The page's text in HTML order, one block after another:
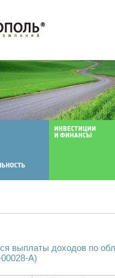
выплаты доходов по
A)